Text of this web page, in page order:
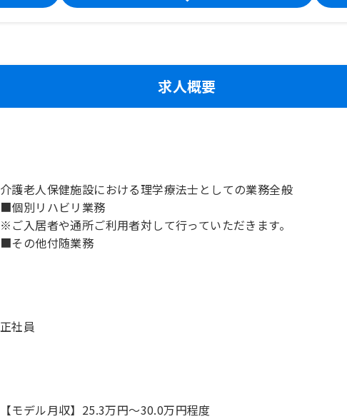
求人概要
介護老人保健施設における理学療法士としての業務全般
■個別リハビリ業務
※ご入居者や通所ご利用者対して行っていただきます。
■その他付随業務
正社員
【モデル月収】25.3万円〜30.0万円程度